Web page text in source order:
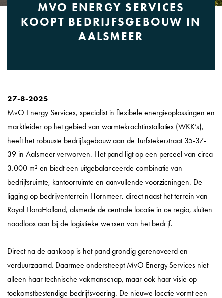
MVO ENERGY SERVICES
KOOPT BEDRIJFSGEBOUW IN
AALSMEER
27-8-2025
MvO Energy Services, specialist in flexibele energieoplossingen en
marktleider op het gebied van warmtekrachtinstallaties (WKK’s),
heeft het robuuste bedrijfsgebouw aan de Turfstekerstraat 35-37-
39 in Aalsmeer verworven. Het pand ligt op een perceel van circa
3.000 m² en biedt een uitgebalanceerde combinatie van
bedrijfsruimte, kantoorruimte en aanvullende voorzieningen. De
ligging op bedrijventerrein Hornmeer, direct naast het terrein van
Royal FloraHolland, alsmede de centrale locatie in de regio, sluiten
naadloos aan bij de logistieke wensen van het bedrijf.
Direct na de aankoop is het pand grondig gerenoveerd en
verduurzaamd. Daarmee onderstreept MvO Energy Services niet
alleen haar technische vakmanschap, maar ook haar visie op
toekomstbestendige bedrijfsvoering. De nieuwe locatie vormt een